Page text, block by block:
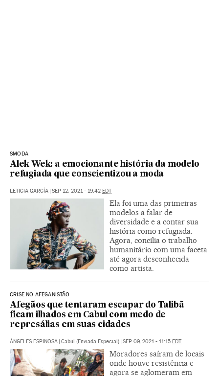
SMODA
Alek Wek: a emocionante história da modelo
refugiada que conscientizou a moda
LETICIA GARCÍA | SEP 12, 2021 - 19:42 EDT
Ela foi uma das primeiras
modelos a falar de
diversidade e a contar sua
história como refugiada.
Agora, concilia o trabalho
humanitário com uma faceta
até agora desconhecida
como artista.
CRISE NO AFEGANISTÃO
Afegãos que tentaram escapar do Talibã
ficam ilhados em Cabul com medo de
represálias em suas cidades
ÁNGELES ESPINOSA | Cabul (Enviada Especial) | SEP 09, 2021 - 11:15 EDT
Moradores saíram de locais
onde houve resistência e
agora se aglomeram em